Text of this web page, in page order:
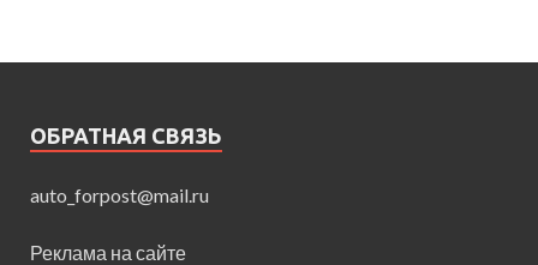
ОБРАТНАЯ СВЯЗЬ
auto_forpost@mail.ru
Реклама на сайте